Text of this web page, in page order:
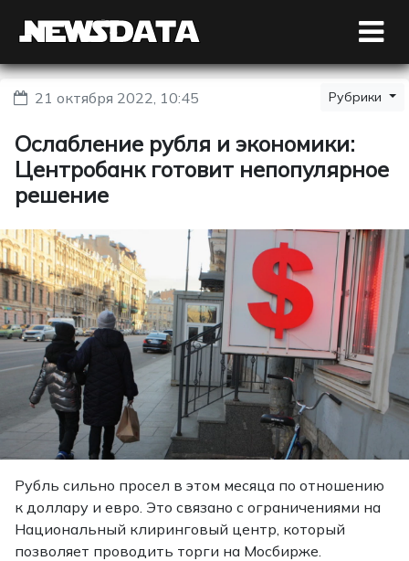
21 октября 2022, 10:45 Рубрики
Ослабление рубля и экономики:
Центробанк готовит непопулярное
решение
Рубль сильно просел в этом месяца по отношению
к доллару и евро. Это связано с ограничениями на
Национальный клиринговый центр, который
позволяет проводить торги на Мосбирже.